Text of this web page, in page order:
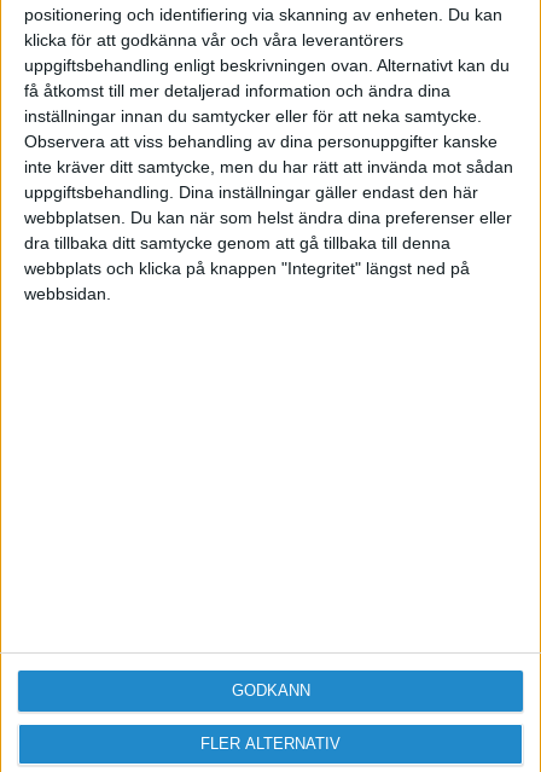
positionering och identifiering via skanning av enheten. Du kan
klicka för att godkänna vår och våra leverantörers
uppgiftsbehandling enligt beskrivningen ovan. Alternativt kan du
få åtkomst till mer detaljerad information och ändra dina
inställningar innan du samtycker eller för att neka samtycke.
Observera att viss behandling av dina personuppgifter kanske
inte kräver ditt samtycke, men du har rätt att invända mot sådan
uppgiftsbehandling. Dina inställningar gäller endast den här
webbplatsen. Du kan när som helst ändra dina preferenser eller
dra tillbaka ditt samtycke genom att gå tillbaka till denna
webbplats och klicka på knappen "Integritet" längst ned på
webbsidan.
FLER ALTERNATIV
GODKÄNN
Har du ett nyhetstips?